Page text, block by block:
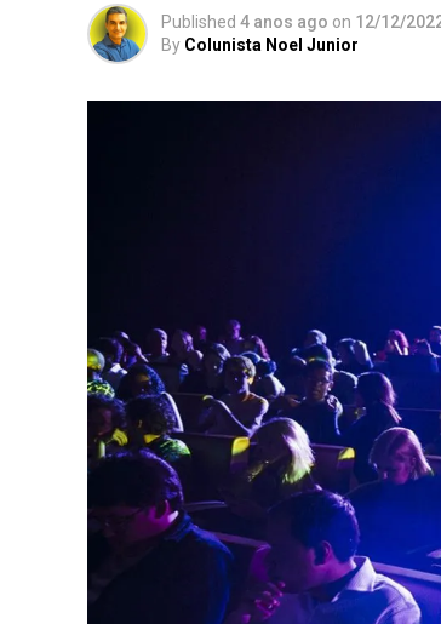
Published 4 anos ago on 12/12/
By Colunista Noel Junior